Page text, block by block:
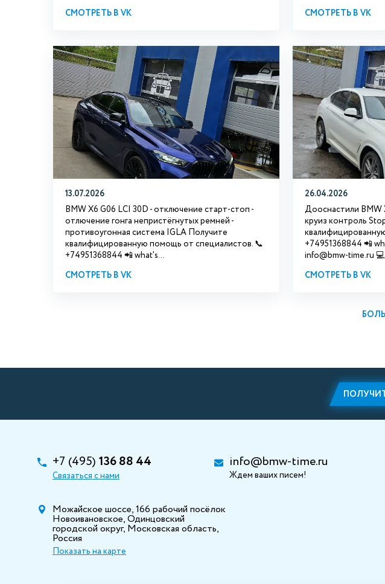
СМОТРЕТЬ В VK
СМОТРЕТЬ В VK
13.07.2026
BMW X6 G06 LCI 30D - отключение старт-стоп -
отлючение гонга непристёгнутых ремней -
противоугонная система IGLA Получите
квалифицированную помощь от специалистов. 📞
+74951368844 📲 what's...
СМОТРЕТЬ В VK
26.04.2026
Дооснастили BMW
круиз контроль
+74951368844 📲
info@bmw-time.ru
СМОТРЕТЬ В VK
+7 (495) 136 88 44
Связаться с нами
info@bmw-time.ru
Ждем ваших писем!
Можайское шоссе, 166 рабочий посёлок
Новоивановское, Одинцовский
городской округ, Московская область,
Россия
Показать на карте